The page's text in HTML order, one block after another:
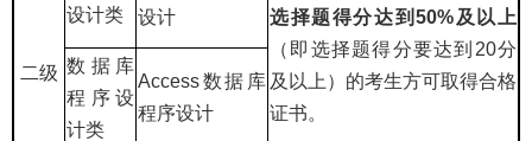
二级
设计类
选择题得分达到50%及以上
（即选择题得分要达到 20分
及以上）的考生方可取得合格
证书。
设计
数据库
程序设
计类
Access数据库
程序设计